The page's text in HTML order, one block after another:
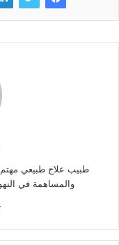
طبيب علاج طبيعي
والمساهمة في